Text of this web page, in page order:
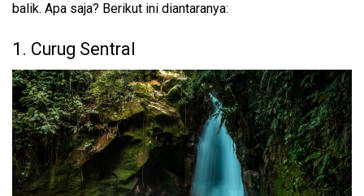
balik. Apa saja? Berikut ini diantaranya:
1. Curug Sentral